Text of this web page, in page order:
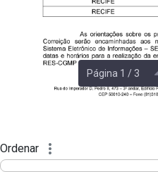
Página 1 / 3
Ordenar